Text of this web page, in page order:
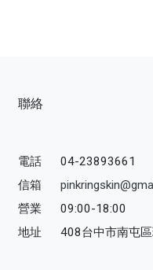
聯絡
電話
04-23893661
信箱
營業
09:00-18:00
地址
408台中市南屯